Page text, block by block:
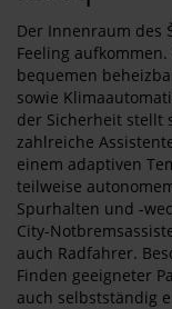
Der Innenraum des
Feeling
bequemen
sowie
der Sicherheit stellt
zahlreiche
einem adaptiven
teilweise
Spurhalten und -
City-
auch Radfahrer.
Finden geeigneter
auch selbstständig